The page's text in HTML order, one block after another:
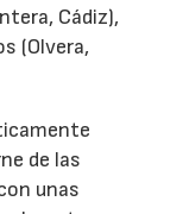
Cádiz),
(Olvera,
de las
unas